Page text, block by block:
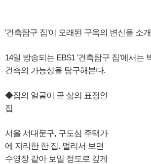
'건축탐구 집'이 오래된 구옥의 변신을 소
14일 방송되는 EBS1 '건축탐구 집'에서는
건축의 가능성을 탐구해본다.
◆집의 얼굴이 곧 삶의 표정인
집
서울 서대문구, 구도심 주택가
에 자리한 한 집. 멀리서 보면
수영장 같아 보일 정도로 깊게